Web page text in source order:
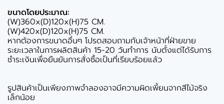
ขนาดโดยประมาณ:
(W)360x(D)120x(H)75 CM.
(W)420x(D)120x(H)75 CM.
หากต้องการขนาดอื่นๆ โปรดสอบถามกับเจ้าหน้าที่ฝ่ายขาย
ระยะเวลาในการผลิตสินค้า 15-20 วันทำการ นับตั้งแต่ได้รับการ
ชำระเงินเพื่อยืนยันการสั่งซื้อเป็นที่เรียบร้อยแล้ว
รูปสินค้าเป็นเพียงภาพจำลองอาจมีความผิดเพี้ยนจากสีไม้จริง
เล็กน้อย